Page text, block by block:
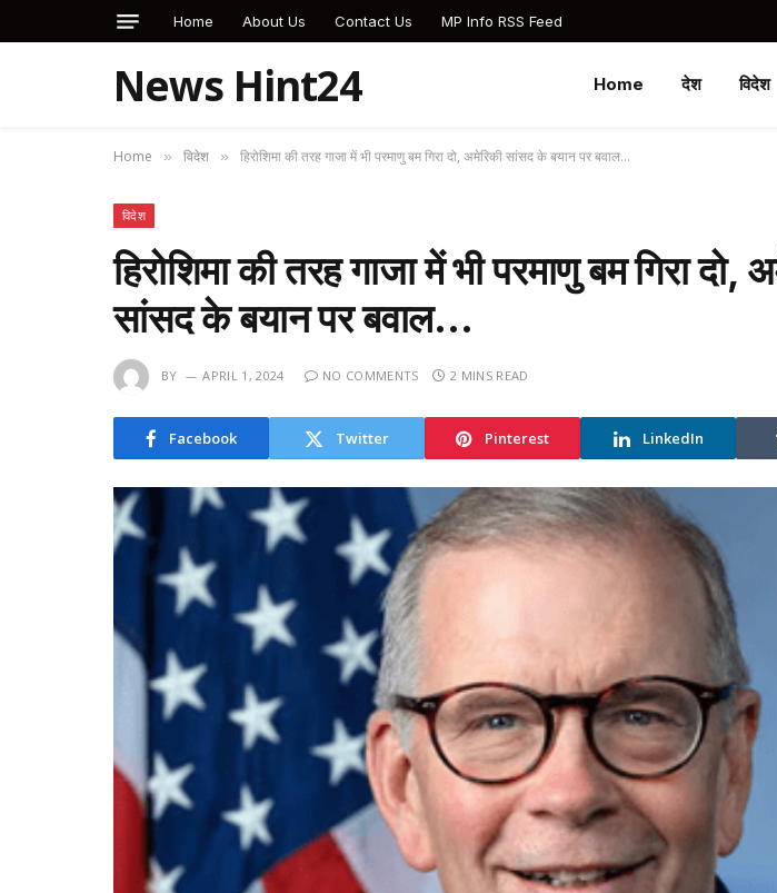
Home About Us Contact Us MP Info RSS Feed
News Hint24 Home देश विदेश
Home » विदेश » हिरोशिमा की तरह गाजा में भी परमाणु बम गिरा दो, अमेरिकी सांसद के बयान पर बवाल…
विदेश
हिरोशिमा की तरह गाजा में भी परमाणु बम गिरा दो,
सांसद के बयान पर बवाल…
BY APRIL 1, 2024 NO COMMENTS 2 MINS READ
Facebook Twitter Pinterest LinkedIn